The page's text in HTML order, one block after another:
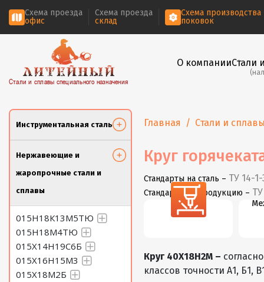
Схема проезда
офис
Схема проезда
склад
Схема производства
поковок
Стали и сплавы специального назначения
О компанииСтали
Инструментальная сталь
Нержавеющие и
жаропрочные стали и
сплавы
015Н18К13М5ТЮ
015Н18М4ТЮ
015Х14Н19С6Б
015Х16Н15М3
015Х18М2Б
Главная Стали и
Круг
Стандарты на сталь – ТУ 14-
Стандарты на продукцию –
Резка
Круг 40Х18Н2М –
классов точности А1, Б1,